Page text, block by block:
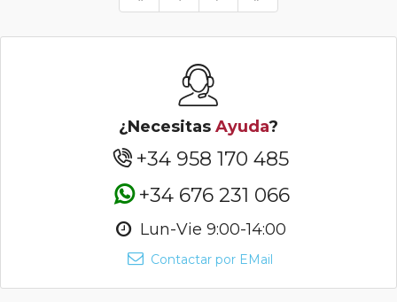
¿Necesitas Ayuda?
+34 958 170 485
+34 676 231 066
Lun-Vie 9:00-14:00
Contactar por EMail